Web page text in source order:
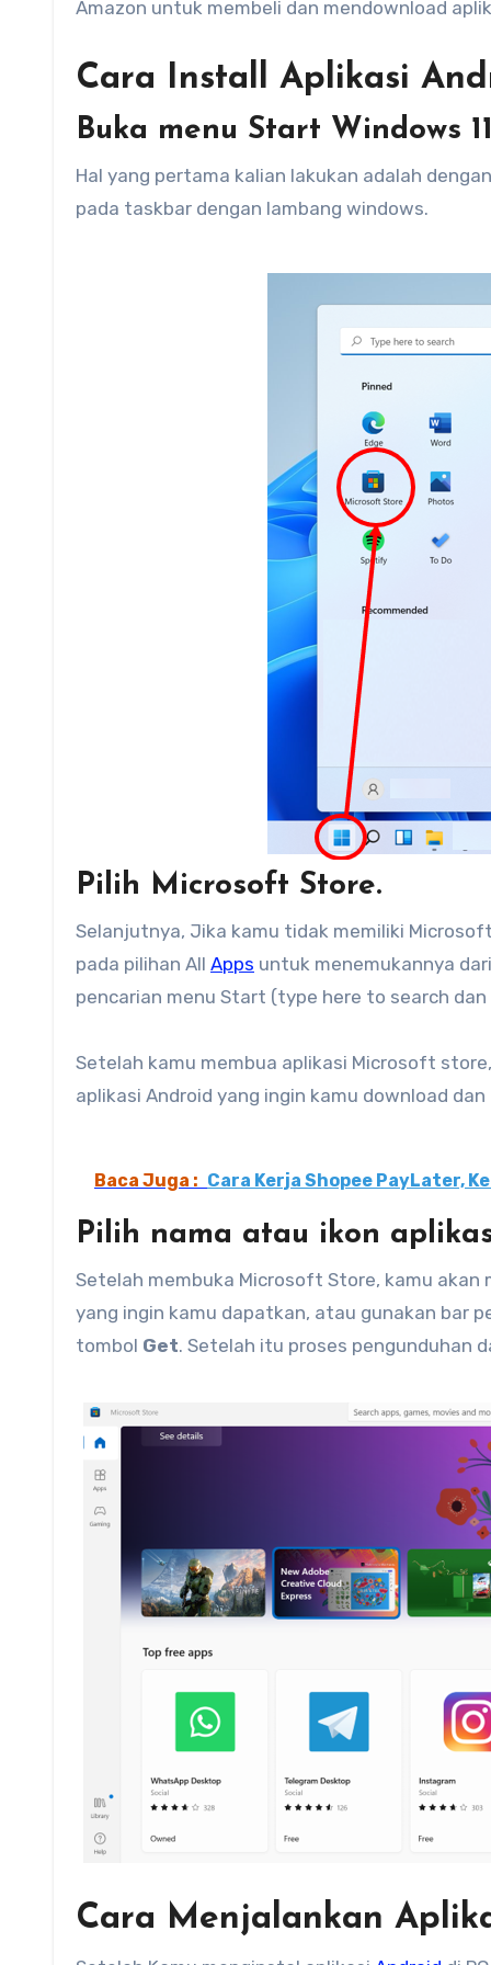
Amazon untuk membeli dan mendownload
Cara Install Aplikasi
Buka menu Start Windows
Hal yang pertama kalian lakukan adalah
pada taskbar dengan lambang windows.
Pilih Microsoft Store.
Selanjutnya, Jika kamu tidak memiliki
pada pilihan All Apps untuk menemukannya
pencarian menu Start (type here to search
Setelah kamu membua aplikasi Microsoft
aplikasi Android yang ingin kamu download
Baca Juga : Cara Kerja Shopee PayLater,
Pilih nama atau ikon
Setelah membuka Microsoft Store, kamu akan
yang ingin kamu dapatkan, atau gunakan bar
tombol Get. Setelah itu proses pengunduhan
Cara Menjalankan